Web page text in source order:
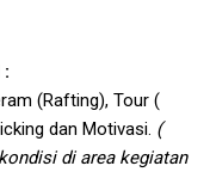
(Rafting), Tour (
dan Motivasi. (
di area kegiatan